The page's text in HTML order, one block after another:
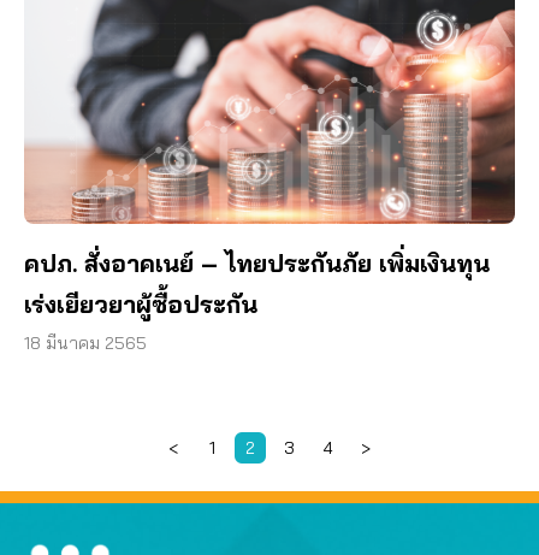
คปภ. สั่งอาคเนย์ – ไทยประกันภัย เพิ่มเงินทุน
เร่งเยียวยาผู้ซื้อประกัน
18 มีนาคม 2565
< 1 2 3 4 >